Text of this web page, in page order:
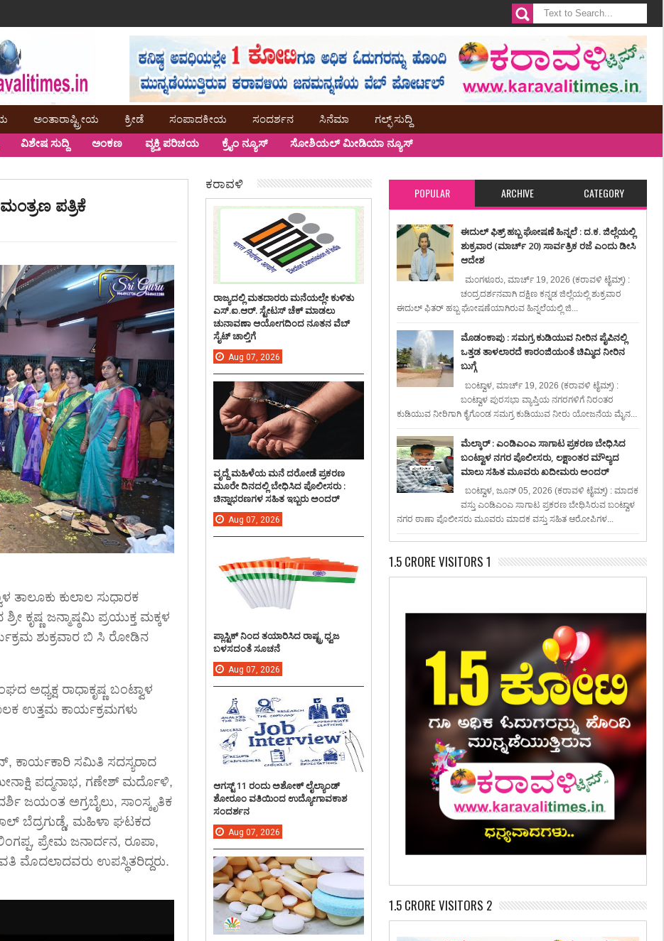
ಅಂತಾರಾಷ್ಟ್ರೀಯ ಕ್ರೀಡೆ ಸಂಪಾದಕೀಯ ಸಂದರ್ಶನ ಸಿನೆಮಾ ಗಲ್ಫ್ ಸುದ್ದಿ
ವಿಶೇಷ ಸುದ್ದಿ ಅಂಕಣ ವ್ಯಕ್ತಿ ಪರಿಚಯ ಕ್ರೈಂ ನ್ಯೂಸ್ ಸೋಶಿಯಲ್ ಮೀಡಿಯಾ ನ್ಯೂಸ್
ಪತ್ರಿಕೆ
ತಾಲೂಕು ಕುಲಾಲ ಸುಧಾರಕ
ಜನ್ಮಾಷ್ಠಮಿ ಪ್ರಯುಕ್ತ ಮಕ್ಕಳ
ಶುಕ್ರವಾರ ಬಿ ಸಿ ರೋಡಿನ
ರಾಧಾಕೃಷ್ಣ ಬಂಟ್ವಾಳ
ಉತ್ತಮ ಕಾರ್ಯಕ್ರಮಗಳು
ಕಾರ್ಯಕಾರಿ ಸಮಿತಿ ಸದಸ್ಯರಾದ
ಪದ್ಮನಾಭ, ಗಣೇಶ್ ಮರ್ದೊಳಿ,
ಜಯಂತ ಅಗ್ರಬೈಲು, ಸಾಂಸ್ಕೃತಿಕ
ಬೆದ್ರಗುಡ್ಡೆ, ಮಹಿಳಾ ಘಟಕದ
ಪ್ರೇಮ ಜನಾರ್ದನ, ರೂಪಾ,
ಮೊದಲಾದವರು ಉಪಸ್ಥಿತರಿದ್ದರು.
POPULAR ARCHIVE CATEGORY
ಈದುಲ್ ಫಿತ್ರ್ ಹಬ್ಬ ಘೋಷಣೆ ಹಿನ್ನಲೆ : ದ.ಕ. ಜಿಲ್ಲೆಯಲ್ಲಿ
ಶುಕ್ರವಾರ (ಮಾರ್ಚ್ 20) ಸಾರ್ವತ್ರಿಕ ರಜೆ ಎಂದು ಡೀಸಿ
ಆದೇಶ
ಮಂಗಳೂರು, ಮಾರ್ಚ್ 19, 2026 (ಕರಾವಳಿ ಟೈಮ್ಸ್) :
ಚಂದ್ರದರ್ಶನವಾಗಿ ದಕ್ಷಿಣ ಕನ್ನಡ ಜಿಲ್ಲೆಯಲ್ಲಿ ಶುಕ್ರವಾರ
ಈದುಲ್ ಫಿತರ್ ಹಬ್ಬ ಘೋಷಣೆಯಾಗಿರುವ ಹಿನ್ನಲೆಯಲ್ಲಿ ಜಿ...
ಮೊಡಂಕಾಪು : ಸಮಗ್ರ ಕುಡಿಯುವ ನೀರಿನ ಪೈಪಿನಲ್ಲಿ
ಒತ್ತಡ ತಾಳಲಾರದೆ ಕಾರಂಜಿಯಂತೆ ಚಿಮ್ಮಿದ ನೀರಿನ
ಬುಗ್ಗೆ
ಬಂಟ್ವಾಳ, ಮಾರ್ಚ್ 19, 2026 (ಕರಾವಳಿ ಟೈಮ್ಸ್) :
ಬಂಟ್ವಾಳ ಪುರಸಭಾ ವ್ಯಾಪ್ತಿಯ ನಗರಗಳಿಗೆ ನಿರಂತರ
ಕುಡಿಯುವ ನೀರಿಗಾಗಿ ಕೈಗೊಂಡ ಸಮಗ್ರ ಕುಡಿಯುವ ನೀರು ಯೋಜನೆಯ ಮೈನ...
ಮೆಲ್ಕಾರ್ : ಎಂಡಿಎಂಎ ಸಾಗಾಟ ಪ್ರಕರಣ ಬೇಧಿಸಿದ
ಬಂಟ್ವಾಳ ನಗರ ಪೊಲೀಸರು, ಲಕ್ಷಾಂತರ ಮೌಲ್ಯದ
ಮಾಲು ಸಹಿತ ಮೂವರು ಖದೀಮರು ಅಂದರ್
ಬಂಟ್ವಾಳ, ಜೂನ್ 05, 2026 (ಕರಾವಳಿ ಟೈಮ್ಸ್) : ಮಾದಕ
ವಸ್ತು ಎಂಡಿಎಂಎ ಸಾಗಾಟ ಪ್ರಕರಣ ಬೇಧಿಸಿರುವ ಬಂಟ್ವಾಳ
ನಗರ ಠಾಣಾ ಪೊಲೀಸರು ಮೂವರು ಮಾದಕ ವಸ್ತು ಸಹಿತ ಆರೋಪಿಗಳ...
1.5 CRORE VISITORS 1
1.5 CRORE VISITORS 2
ಕರಾವಳಿ
ರಾಜ್ಯದಲ್ಲಿ ಮತದಾರರು ಮನೆಯಲ್ಲೇ ಕುಳಿತು
ಎಸ್.ಐ.ಆರ್. ಸ್ಟೇಟಸ್ ಚೆಕ್ ಮಾಡಲು
ಚುನಾವಣಾ ಆಯೋಗದಿಂದ ನೂತನ ವೆಬ್
ಸೈಟ್ ಚಾಲ್ತಿಗೆ
Aug 07, 2026
ವೃದ್ದೆ ಮಹಿಳೆಯ ಮನೆ ದರೋಡೆ ಪ್ರಕರಣ
ಮೂರೇ ದಿನದಲ್ಲಿ ಬೇಧಿಸಿದ ಪೊಲೀಸರು :
ಚಿನ್ನಾಭರಣಗಳ ಸಹಿತ ಇಬ್ಬರು ಅಂದರ್
Aug 07, 2026
ಪ್ಲಾಸ್ಟಿಕ್ ನಿಂದ ತಯಾರಿಸಿದ ರಾಷ್ಟ್ರ ಧ್ವಜ
ಬಳಸದಂತೆ ಸೂಚನೆ
Aug 07, 2026
ಆಗಸ್ಟ್ 11 ರಂದು ಅಶೋಕ್ ಲೈಲ್ಯಾಂಡ್
ಶೋರೂಂ ವತಿಯಿಂದ ಉದ್ಯೋಗಾವಕಾಶ
ಸಂದರ್ಶನ
Aug 07, 2026